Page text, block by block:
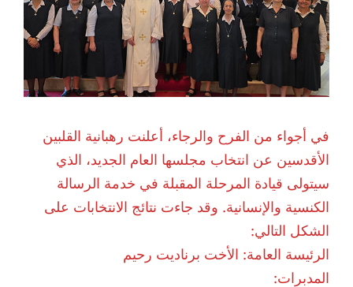
في أجواء من الفرح والرجاء، أعلنت رهبانية القلبين
الأقدسين عن انتخاب مجلسها العام الجديد، الذي
سيتولى قيادة المرحلة المقبلة في خدمة الرسالة
الكنسية والإنسانية. وقد جاءت نتائج الانتخابات على
الشكل التالي:
‎الرئيسة العامة: الأخت برناديت رحيم
‎المدبرات: